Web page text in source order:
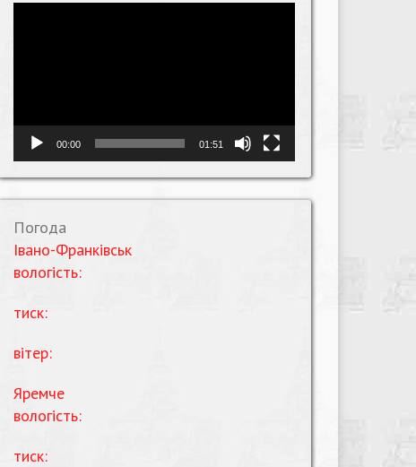
00:00 01:51
Погода
Івано-Франківськ
вологість:
тиск:
вітер:
Яремче
вологість:
тиск: